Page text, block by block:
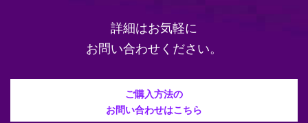
詳細はお気軽に
お問い合わせください。
ご購入方法の
お問い合わせはこちら